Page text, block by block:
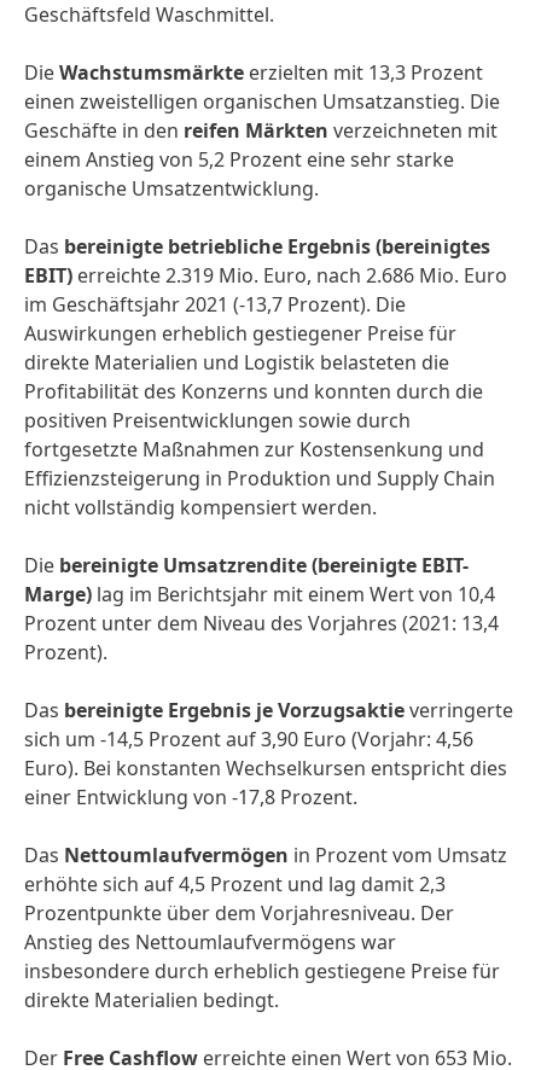
Geschäftsfeld Waschmittel.
DieWachstumsmärkte erzielten mit 13,3 Prozent
einen zweistelligen organischen Umsatzanstieg. Die
Geschäfte in den reifen Märkten verzeichneten mit
einem Anstieg von 5,2 Prozent eine sehr starke
organische Umsatzentwicklung.
Das bereinigte betriebliche Ergebnis(bereinigtes
EBIT) erreichte 2.319 Mio. Euro, nach 2.686 Mio. Euro
im Geschäftsjahr 2021 (-13,7 Prozent). Die
Auswirkungen erheblich gestiegener Preise für
direkte Materialien und Logistik belasteten die
Profitabilität des Konzerns und konnten durch die
positiven Preisentwicklungen sowie durch
fortgesetzte Maßnahmen zur Kostensenkung und
Effizienzsteigerung in Produktion und Supply Chain
nicht vollständig kompensiert werden.
Die bereinigte Umsatzrendite(bereinigte EBIT-
Marge) lag im Berichtsjahr mit einem Wert von 10,4
Prozent unter dem Niveau des Vorjahres (2021: 13,4
Prozent).
Das bereinigte Ergebnis je Vorzugsaktieverringerte
sich um -14,5 Prozent auf 3,90 Euro (Vorjahr: 4,56
Euro). Bei konstanten Wechselkursen entspricht dies
einer Entwicklung von -17,8 Prozent.
Das Nettoumlaufvermögen in Prozent vom Umsatz
erhöhte sich auf 4,5 Prozent und lag damit 2,3
Prozentpunkte über dem Vorjahresniveau. Der
Anstieg des Nettoumlaufvermögens war
insbesondere durch erheblich gestiegene Preise für
direkte Materialien bedingt.
Der Free Cashflow erreichte einen Wert von 653 Mio.